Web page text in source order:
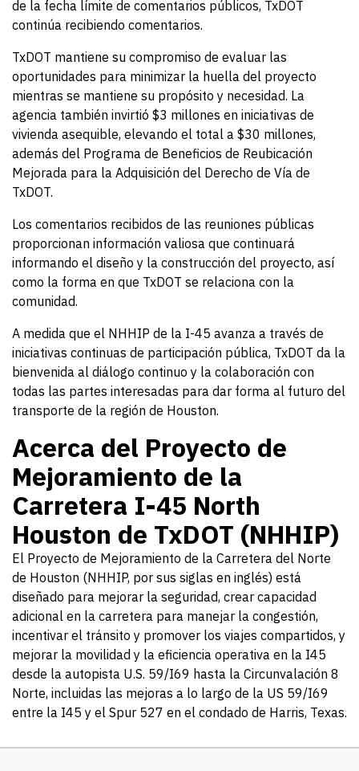
de la fecha límite de comentarios públicos, TxDOT
continúa recibiendo comentarios.
TxDOT mantiene su compromiso de evaluar las
oportunidades para minimizar la huella del proyecto
mientras se mantiene su propósito y necesidad. La
agencia también invirtió $3 millones en iniciativas de
vivienda asequible, elevando el total a $30 millones,
además del Programa de Beneficios de Reubicación
Mejorada para la Adquisición del Derecho de Vía de
TxDOT.
Los comentarios recibidos de las reuniones públicas
proporcionan información valiosa que continuará
informando el diseño y la construcción del proyecto, así
como la forma en que TxDOT se relaciona con la
comunidad.
A medida que el NHHIP de la I-45 avanza a través de
iniciativas continuas de participación pública, TxDOT da la
bienvenida al diálogo continuo y la colaboración con
todas las partes interesadas para dar forma al futuro del
transporte de la región de Houston.
Acerca del Proyecto de
Mejoramiento de la
Carretera I-45 North
Houston de TxDOT (NHHIP)
El Proyecto de Mejoramiento de la Carretera del Norte
de Houston (NHHIP, por sus siglas en inglés) está
diseñado para mejorar la seguridad, crear capacidad
adicional en la carretera para manejar la congestión,
incentivar el tránsito y promover los viajes compartidos, y
mejorar la movilidad y la eficiencia operativa en la I45
desde la autopista U.S. 59/I69 hasta la Circunvalación 8
Norte, incluidas las mejoras a lo largo de la US 59/I69
entre la I45 y el Spur 527 en el condado de Harris, Texas.